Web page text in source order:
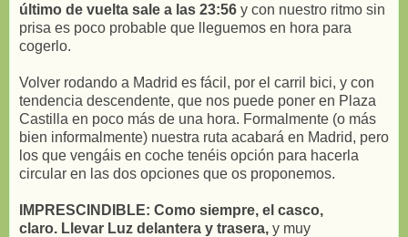
último de vuelta sale a las 23:56 y con nuestro ritmo sin
prisa es poco probable que lleguemos en hora para
cogerlo.
Volver rodando a Madrid es fácil, por el carril bici, y con
tendencia descendente, que nos puede poner en Plaza
Castilla en poco más de una hora. Formalmente (o más
bien informalmente) nuestra ruta acabará en Madrid, pero
los que vengáis en coche tenéis opción para hacerla
circular en las dos opciones que os proponemos.
IMPRESCINDIBLE: Como siempre, el casco,
claro. Llevar Luz delantera y trasera, y muy